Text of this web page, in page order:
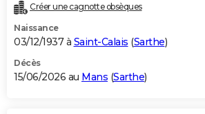
Créer une cagnotte obsèques
Naissance
03/12/1937 à Saint-Calais (Sarthe)
Décès
15/06/2026 au Mans (Sarthe)